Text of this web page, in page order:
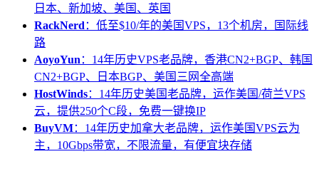
日本、新加坡、美国、英国
RackNerd：低至$10/年的美国VPS，13个机房，国际线
路
AoyoYun：14年历史VPS老品牌，香港CN2+BGP、韩国
CN2+BGP、日本BGP、美国三网全高端
HostWinds：14年历史美国老品牌，运作美国/荷兰VPS
云，提供250个C段，免费一键换IP
BuyVM：14年历史加拿大老品牌，运作美国VPS云为
主，10Gbps带宽，不限流量，有便宜块存储